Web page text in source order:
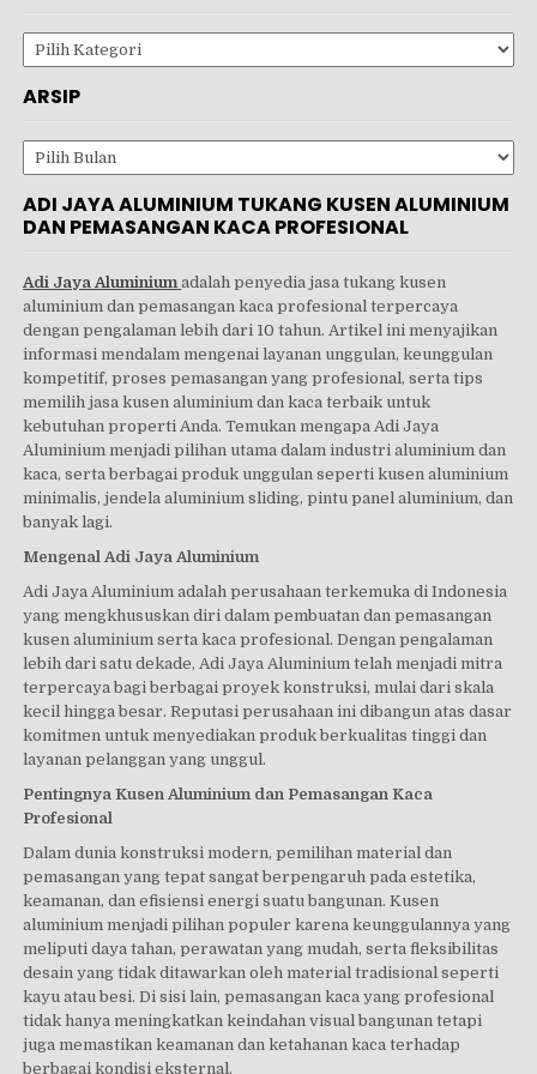
Kategori
ARSIP
Arsip
ADI JAYA ALUMINIUM TUKANG KUSEN ALUMINIUM
DAN PEMASANGAN KACA PROFESIONAL
Adi Jaya Aluminium adalah penyedia jasa tukang kusen
aluminium dan pemasangan kaca profesional terpercaya
dengan pengalaman lebih dari 10 tahun. Artikel ini menyajikan
informasi mendalam mengenai layanan unggulan, keunggulan
kompetitif, proses pemasangan yang profesional, serta tips
memilih jasa kusen aluminium dan kaca terbaik untuk
kebutuhan properti Anda. Temukan mengapa Adi Jaya
Aluminium menjadi pilihan utama dalam industri aluminium dan
kaca, serta berbagai produk unggulan seperti kusen aluminium
minimalis, jendela aluminium sliding, pintu panel aluminium, dan
banyak lagi.
Mengenal Adi Jaya Aluminium
Adi Jaya Aluminium adalah perusahaan terkemuka di Indonesia
yang mengkhususkan diri dalam pembuatan dan pemasangan
kusen aluminium serta kaca profesional. Dengan pengalaman
lebih dari satu dekade, Adi Jaya Aluminium telah menjadi mitra
terpercaya bagi berbagai proyek konstruksi, mulai dari skala
kecil hingga besar. Reputasi perusahaan ini dibangun atas dasar
komitmen untuk menyediakan produk berkualitas tinggi dan
layanan pelanggan yang unggul.
Pentingnya Kusen Aluminium dan Pemasangan Kaca
Profesional
Dalam dunia konstruksi modern, pemilihan material dan
pemasangan yang tepat sangat berpengaruh pada estetika,
keamanan, dan efisiensi energi suatu bangunan. Kusen
aluminium menjadi pilihan populer karena keunggulannya yang
meliputi daya tahan, perawatan yang mudah, serta fleksibilitas
desain yang tidak ditawarkan oleh material tradisional seperti
kayu atau besi. Di sisi lain, pemasangan kaca yang profesional
tidak hanya meningkatkan keindahan visual bangunan tetapi
juga memastikan keamanan dan ketahanan kaca terhadap
berbagai kondisi eksternal.